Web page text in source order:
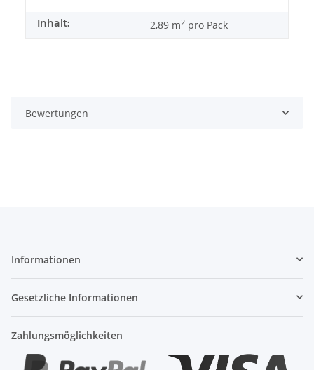
Inhalt: 2,89 m2 pro Pack
Bewertungen
Informationen
Gesetzliche Informationen
Zahlungsmöglichkeiten